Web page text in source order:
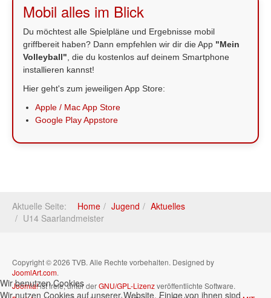
Mobil alles im Blick
Du möchtest alle Spielpläne und Ergebnisse mobil
griffbereit haben? Dann empfehlen wir dir die App "Mein
Volleyball" , die du kostenlos auf deinem Smartphone
installieren kannst!
Hier geht's zum jeweiligen App Store:
Apple / Mac App Store
Google Play Appstore
Aktuelle Seite: Home Jugend
Aktuelles
U14 Saarlandmeister
Copyright © 2026 TVB. Alle Rechte vorbehalten. Designed by
JoomlArt.com.
Joomla!ist freie, unter derGNU/GPL-Lizenzveröffentlichte Software.
Wir benutzen Cookies
Wir nutzen Cookies auf unserer Website. Einige von ihnen sind